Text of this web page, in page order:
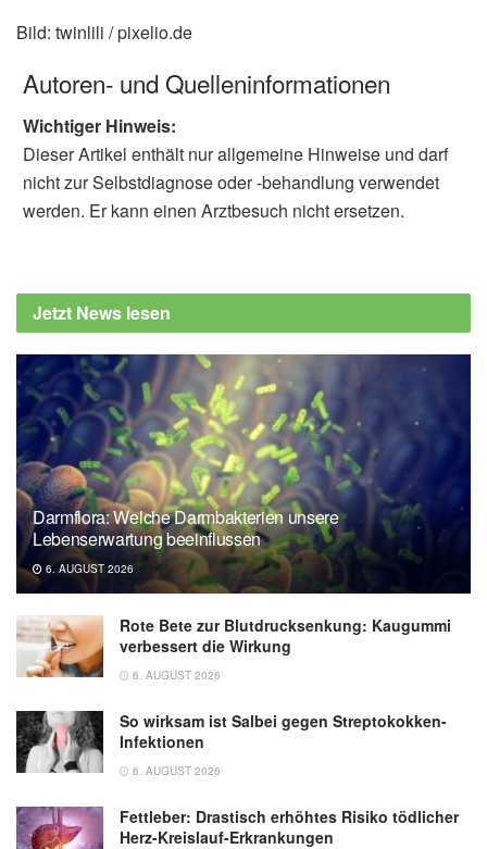
Bild: twinlili / pixelio.de
Autoren- und Quelleninformationen
Wichtiger Hinweis:
Dieser Artikel enthält nur allgemeine Hinweise und darf
nicht zur Selbstdiagnose oder -behandlung verwendet
werden. Er kann einen Arztbesuch nicht ersetzen.
Jetzt News lesen
Darmflora: Welche Darmbakterien unsere
Lebenserwartung beeinflussen
6. AUGUST 2026
Rote Bete zur Blutdrucksenkung: Kaugummi
verbessert die Wirkung
6. AUGUST 2026
So wirksam ist Salbei gegen Streptokokken-
Infektionen
6. AUGUST 2026
Fettleber: Drastisch erhöhtes Risiko tödlicher
Herz-Kreislauf-Erkrankungen